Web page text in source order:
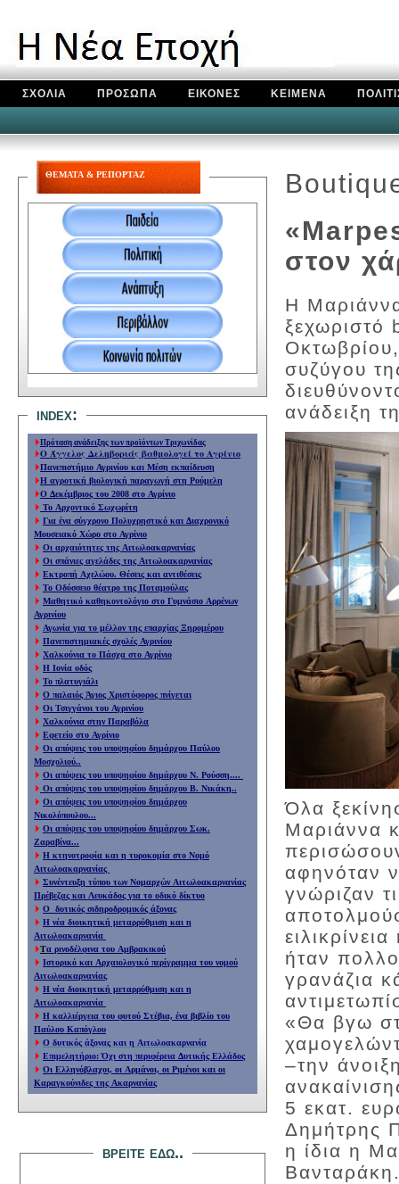
ΣΧΟΛΙΑ ΠΡΟΣΩΠΑ ΕΙΚΟΝΕΣ ΚΕΙΜΕΝΑ
στον
Η
ξεχωριστό
συζύγου
ανάδειξη
Όλα
Μαριάννα
αφηνόταν
γνώριζαν
ήταν
γρανάζια
«Θα βγω
–την
5 εκατ.
Δημήτρης
η ίδια η
ΘΕΜΑΤΑ & ΡΕΠΟΡΤΑΖ
index:
Πρόταση ανάδειξης των προϊόντων Τριχωνίδας
Ο Άγγελος Δεληβοριάς βαθμολογεί το Αγρίνιο
Πανεπιστήμιο Αγρινίου και Μέση εκπαίδευση
Η αγροτική βιολογική παραγωγή στη Ρούμελη
Ο Δεκέμβριος του 2008 στο Αγρίνιο
Το Αρχοντικό Σωχωρίτη
Για ένα σύγχρονο Πολυχρηστικό και Διαχρονικό
Μουσειακό Χώρο στο Αγρίνιο
Οι αρχαιότητες της Αιτωλοακαρνανίας
Οι σπάνιες αγελάδες της Αιτωλοακαρνανίας
Εκτροπή Αχελώου. Θέσεις και αντιθέσεις
Το Οδύσσειο θέατρο της Ποταμούλας
Μαθητικό καθηκοντολόγιο στο Γυμνάσιο Αρρένων
Αγρινίου
Αγωνία για το μέλλον της επαρχίας Ξηρομέρου
Πανεπιστημιακές σχολές Αγρινίου
Χαλκούνια το Πάσχα στο Αγρίνιο
Η Ιονία οδός
Το πλατυγιάλι
Ο παλαιός Άγιος Χριστόφορος πνίγεται
Οι Τσιγγάνοι του Αγρινίου
Χαλκούνια στην Παραβόλα
Εφετείο στο Αγρίνιο
Οι απόψεις του υποψηφίου δημάρχου Παύλου
Μοσχολιού..
Οι απόψεις του υποψηφίου δημάρχου Ν. Ρούσση....
Οι απόψεις του υποψηφίου δημάρχου Β. Νικάκη..
Οι απόψεις του υποψηφίου δημάρχου
Νικολόπουλου...
Οι απόψεις του υποψηφίου δημάρχου Σωκ.
Ζαραβίνα...
Η κτηνοτροφία και η τυροκομία στο Νομό
Αιτωλοακαρνανίας
Συνέντευξη τύπου των Νομαρχών Αιτωλοακαρνανίας
Πρέβεζας και Λευκάδος για το οδικό δίκτυο
O δυτικός σιδηροδρομικός άξονας
Η νέα διοικητική μεταρρύθμιση και η
Αιτωλοακαρνανία
Τα ρινοδέλφινα του Αμβρακικού
Ιστορικό και Αρχαιολογικό περίγραμμα του νομού
Αιτωλοακαρνανίας
Η νέα διοικητική μεταρρύθμιση και η
Αιτωλοακαρνανία
Η καλλιέργεια του φυτού Στέβια, ένα βιβλίο του
Παύλου Καπόγλου
Ο δυτικός άξονας και η Αιτωλοακαρνανία
Επιμελητήριο: Όχι στη περιφέρεια Δυτικής Ελλάδος
Οι Ελληνόβλαχοι, οι Αρμάνοι, οι Ριμένοι και οι
Καραγκούνιδες της Ακαρνανίας
βρειτε εδω..